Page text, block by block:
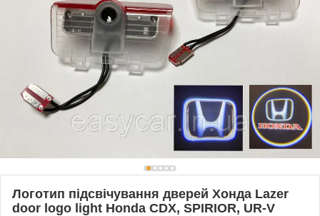
Логотип підсвічування дверей Хонда Lazer
door logo light Honda CDX, SPIRIOR, UR-V